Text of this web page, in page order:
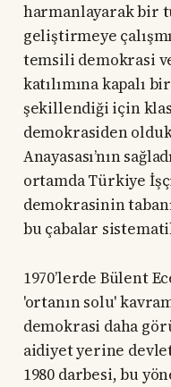
harmanlayarak bir
geliştirmeye
temsili demokrasi
katılımına kapalı
şekillendiği için
demokrasiden
Anayasası’nın
ortamda Türkiye
demokrasinin
bu çabalar
1970’lerde Bülent
'ortanın solu'
demokrasi daha
aidiyet yerine
1980 darbesi, bu